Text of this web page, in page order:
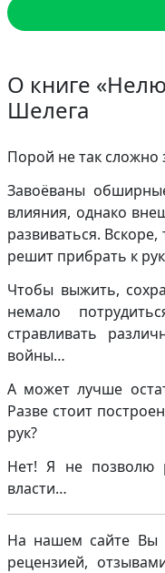
О книге
Шелега
Порой не так сложно
Завоёваны
влияния, однако
развиваться.
решит прибрать к
Чтобы выжить,
немало
стравливать
войны…
А может лучше
Разве стоит
рук?
Нет! Я не позволю
власти…
На нашем сайте Вы
рецензией,